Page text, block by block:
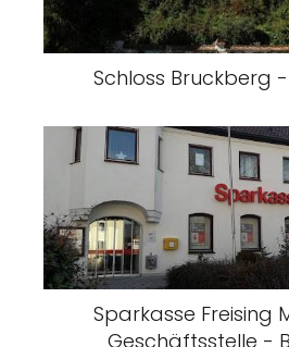
Schloss Bruckberg
Sparkasse Freising
Geschäftsstelle -